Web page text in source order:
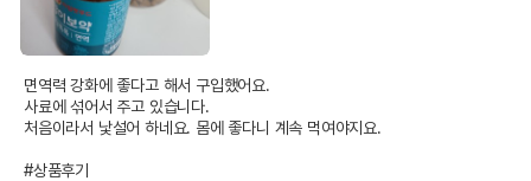
면역력 강화에 좋다고 해서 구입했어요.
사료에 섞어서 주고 있습니다.
처음이라서 낯설어 하네요. 몸에 좋다니 계속 먹여야지요.
#상품후기